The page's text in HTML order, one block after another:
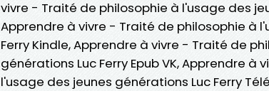
vivre - Traité de philosophie à l'usage des
Apprendre à vivre - Traité de philosophie à
Ferry Kindle, Apprendre à vivre - Traité de
générations Luc Ferry Epub VK, Apprendre
l'usage des jeunes générations Luc Ferry